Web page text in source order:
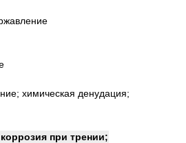
химическая денудация;
при трении;